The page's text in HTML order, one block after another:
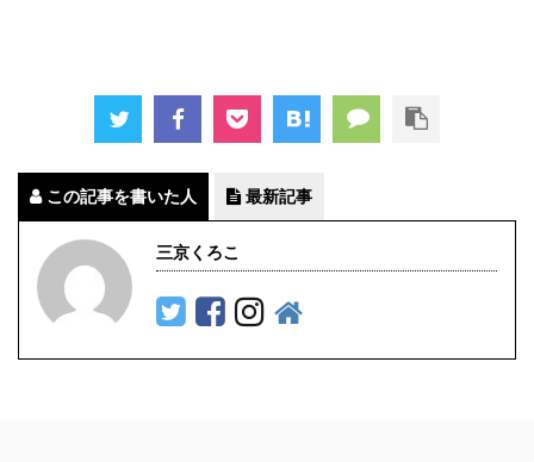
この記事を書いた人 最新記事
三京くろこ